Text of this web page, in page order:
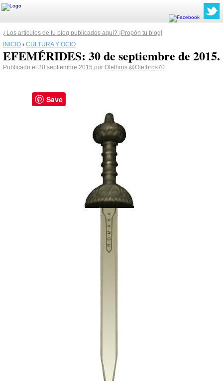
¿Los artículos de tu blog publicados aquí? ¡Propón tu blog!
INICIO › CULTURA Y OCIO
EFEMÉRIDES: 30 de septiembre de 2015.
Publicado el 30 septiembre 2015 por Olethros @Olethros70
Save